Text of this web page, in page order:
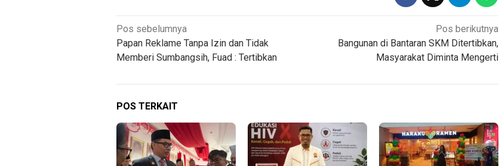
Navigasi
pos
Pos sebelumnya
Papan Reklame Tanpa Izin dan Tidak
Memberi Sumbangsih, Fuad : Tertibkan
Pos berikutnya
Bangunan di Bantaran SKM Ditertibkan,
Masyarakat Diminta Mengerti
POS TERKAIT